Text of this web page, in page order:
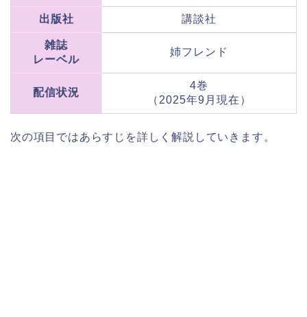
出版社 講談社
雑誌
レーベル
姉フレンド
配信状況
4巻
（2025年9月現在）
次の項目ではあらすじを詳しく解説していきます。